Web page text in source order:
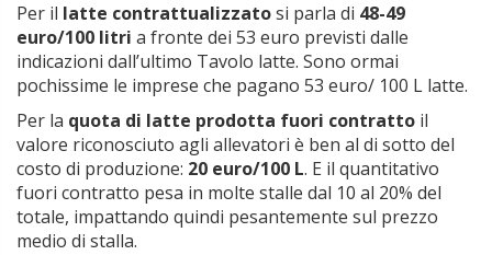
Per il latte contrattualizzatosi parla di 48-49
euro/100 litri a fronte dei 53 euro previsti dalle
indicazioni dall’ultimo Tavolo latte. Sono ormai
pochissime le imprese che pagano 53 euro/ 100 L latte.
Per la quota di latte prodotta fuori contratto il
valore riconosciuto agli allevatori è ben al di sotto del
costo di produzione: 20 euro/100 L. E il quantitativo
fuori contratto pesa in molte stalle dal 10 al 20% del
totale, impattando quindi pesantemente sul prezzo
medio di stalla.